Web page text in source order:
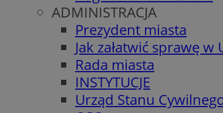
ADMINISTRACJA
Prezydent miasta
Jak załatwić sprawę w
Rada miasta
INSTYTUCJE
Urząd Stanu